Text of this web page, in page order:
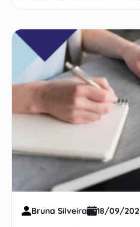
Bruna Silveira 18/09/